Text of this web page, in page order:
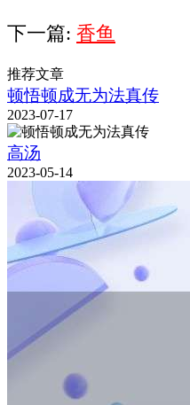
下一篇: 香鱼
推荐文章
顿悟顿成无为法真传
2023-07-17
高汤
2023-05-14